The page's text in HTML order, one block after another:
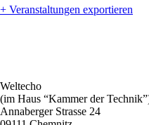
+ Veranstaltungen exportieren
Weltecho
(im Haus “Kammer der
Annaberger Strasse 24